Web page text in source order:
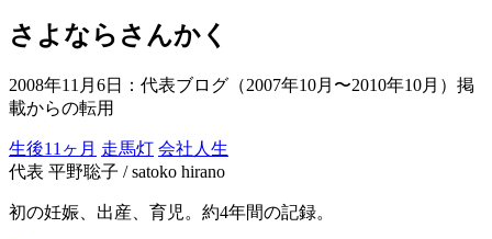
さよならさんかく
2008年11月6日
：代表ブログ（2007年10月〜2010年10月）掲
載からの転用
生後11ヶ月 走馬灯 会社人生
代表 平野聡子 / satoko hirano
初の妊娠、出産、育児。約4年間の記録。